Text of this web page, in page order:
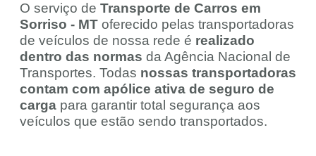
O serviço de Transporte de Carros em
Sorriso - MT oferecido pelas transportadoras
de veículos de nossa rede é realizado
dentro das normas da Agência Nacional de
Transportes. Todas nossas transportadoras
contam com apólice ativa de seguro de
carga para garantir total segurança aos
veículos que estão sendo transportados.